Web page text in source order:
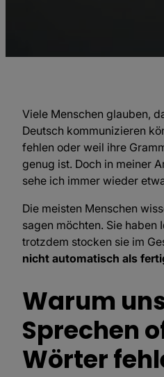
Viele Menschen glauben,
Deutsch kommunizieren
fehlen oder weil ihre
genug ist. Doch in meiner
sehe ich immer wieder
Die meisten Menschen
sagen möchten. Sie haben
trotzdem stocken sie im
nicht automatisch als
Warum
Sprechen
Wörter